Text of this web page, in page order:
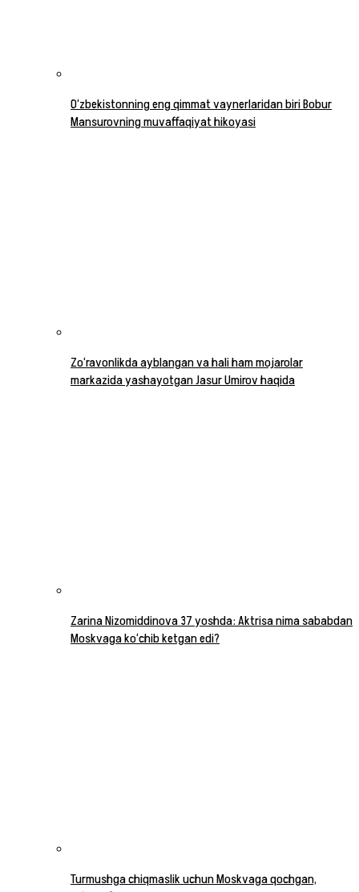
O‘zbekistonning eng qimmat vaynerlaridan biri Bobur
Mansurovning muvaffaqiyat hikoyasi
Zo‘ravonlikda ayblangan va hali ham mojarolar
markazida yashayotgan Jasur Umirov haqida
Zarina Nizomiddinova 37 yoshda: Aktrisa nima sababdan
Moskvaga ko‘chib ketgan edi?
Turmushga chiqmaslik uchun Moskvaga qochgan,